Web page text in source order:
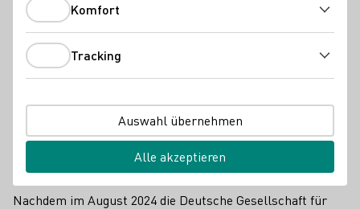
Weingenießer im Restaurant
Nachdem im August 2024 die Deutsche Gesellschaft für
Komfort
Tracking
Auswahl übernehmen
Alle akzeptieren